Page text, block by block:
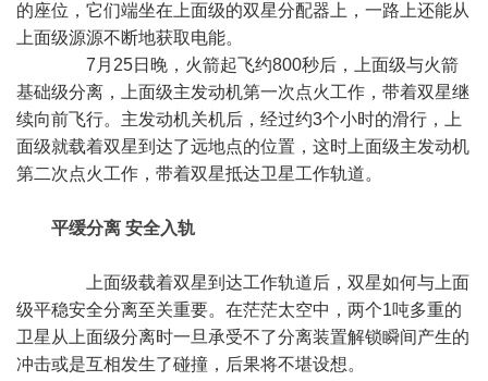
的座位，它们端坐在上面级的双星分配器上，一路上还能从
上面级源源不断地获取电能。
7月25日晚，火箭起飞约800秒后，上面级与火箭
基础级分离，上面级主发动机第一次点火工作，带着双星继
续向前飞行。主发动机关机后，经过约3个小时的滑行，上
面级就载着双星到达了远地点的位置，这时上面级主发动机
第二次点火工作，带着双星抵达卫星工作轨道。
平缓分离 安全入轨
上面级载着双星到达工作轨道后，双星如何与上面
级平稳安全分离至关重要。在茫茫太空中，两个1吨多重的
卫星从上面级分离时一旦承受不了分离装置解锁瞬间产生的
冲击或是互相发生了碰撞，后果将不堪设想。